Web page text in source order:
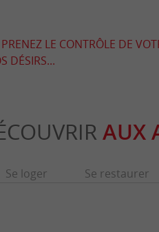
LE CONTRÔLE DE
DÉSIRS...
AUX
Se loger Se restaurer